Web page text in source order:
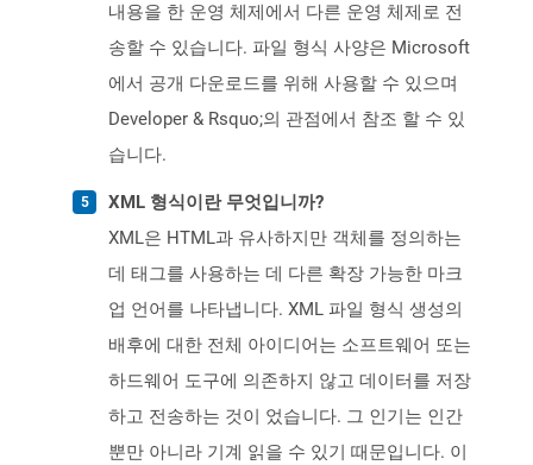
내용을 한 운영 체제에서 다른 운영 체제로 전
송할 수 있습니다. 파일 형식 사양은 Microsoft
에서 공개 다운로드를 위해 사용할 수 있으며
Developer & Rsquo;의 관점에서 참조 할 수 있
습니다.
XML 형식이란 무엇입니까?
XML은 HTML과 유사하지만 객체를 정의하는
데 태그를 사용하는 데 다른 확장 가능한 마크
업 언어를 나타냅니다. XML 파일 형식 생성의
배후에 대한 전체 아이디어는 소프트웨어 또는
하드웨어 도구에 의존하지 않고 데이터를 저장
하고 전송하는 것이 었습니다. 그 인기는 인간
뿐만 아니라 기계 읽을 수 있기 때문입니다. 이